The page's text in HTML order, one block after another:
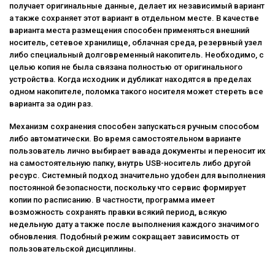
получает оригинальные данные, делает их независимый вариант
а также сохраняет этот вариант в отдельном месте. В качестве
варианта места размещения способен применяться внешний
носитель, сетевое хранилище, облачная среда, резервный узел
либо специальный долговременный накопитель. Необходимо, с
целью копия не была связана полностью от оригинального
устройства. Когда исходник и дубликат находятся в пределах
одном накопителе, поломка такого носителя может стереть все
варианта за один раз.
Механизм сохранения способен запускаться ручным способом
либо автоматически. Во время самостоятельном варианте
пользователь лично выбирает вавада документы и переносит их
на самостоятельную папку, внутрь USB-носитель либо другой
ресурс. Системный подход значительно удобен для выполнения
постоянной безопасности, поскольку что сервис формирует
копии по расписанию. В частности, программа имеет
возможность сохранять правки всякий период, всякую
недельную дату а также после выполнения каждого значимого
обновления. Подобный режим сокращает зависимость от
пользовательской дисциплины.